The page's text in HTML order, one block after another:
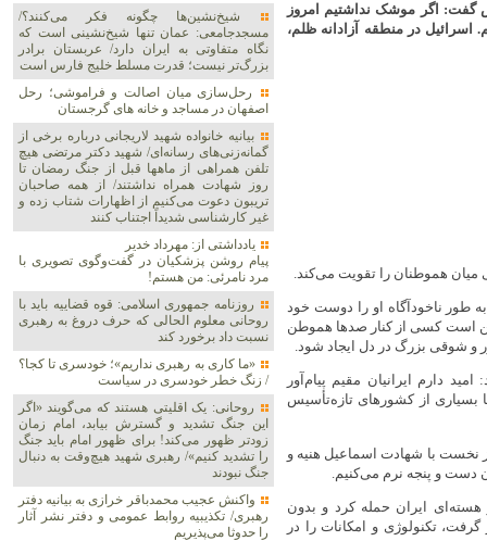
گفت: اگر موشک نداشتیم امروز
اسرائیل در منطقه آزادانه ظلم،
میان هموطنان را تقویت می‌کند.
طور ناخودآگاه او را دوست خود
است کسی از کنار صدها هموطن
و شوقی بزرگ در دل ایجاد شود.
دارم ایرانیان مقیم پیام‌آور
بسیاری از کشورهای تازه‌تأسیس
نخست با شهادت اسماعیل هنیه و
دست و پنجه نرم می‌کنیم.
هسته‌ای ایران حمله کرد و بدون
تکنولوژی و امکانات را در
شیخ‌نشین‌ها چگونه فکر می‌کنند؟/
مسجدجامعی: عمان تنها شیخ‌نشینی است که
نگاه متفاوتی به ایران دارد/ عربستان برادر
بزرگ‌تر نیست؛ قدرت مسلط خلیج فارس است
رحل‌سازی میان اصالت و فراموشی؛ رحل
اصفهان در مساجد و خانه های گرجستان
بیانیه خانواده شهید لاریجانی درباره برخی از
گمانه‌زنی‌های رسانه‌ای/ شهید دکتر مرتضی هیچ
تلفن همراهی از ماهها قبل از جنگ رمضان تا
روز شهادت همراه نداشتند/ از همه صاحبان
تریبون دعوت می‌کنیم از اظهارات شتاب زده و
غیر کارشناسی شدیداً اجتناب کنند
یادداشتی از: مهرداد خدیر
پیام روشن پزشکیان در گفت‌و‌گوی تصویری با
مرد نامرئی: من هستم!
روزنامه جمهوری اسلامی: قوه قضاییه باید با
روحانی معلوم الحالی که حرف دروغ به رهبری
نسبت داد برخورد کند
«ما کاری به رهبری نداریم»؛ خودسری تا کجا؟
/ زنگ خطر خودسری در سیاست
روحانی: یک اقلیتی هستند که می‌گویند «اگر
این جنگ تشدید و گسترش بیابد، امام زمان
زودتر ظهور می‌کند! برای ظهور امام باید جنگ
را تشدید کنیم»/ رهبری شهید هیچ‌وقت به دنبال
جنگ نبودند
واکنش عجیب محمدباقر خرازی به بیانیه دفتر
رهبری/ تکذیبیه روابط عمومی و دفتر نشر آثار
را حدوثا می‌پذیریم